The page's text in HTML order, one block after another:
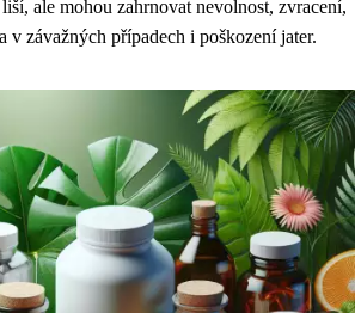
ale mohou zahrnovat nevolnost, zvracení,
v závažných případech i poškození jater.